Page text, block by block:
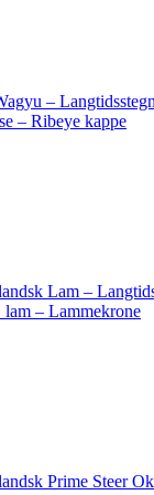
–
– Ribeye kappe
Lam –
– Lammekrone
Prime Steer